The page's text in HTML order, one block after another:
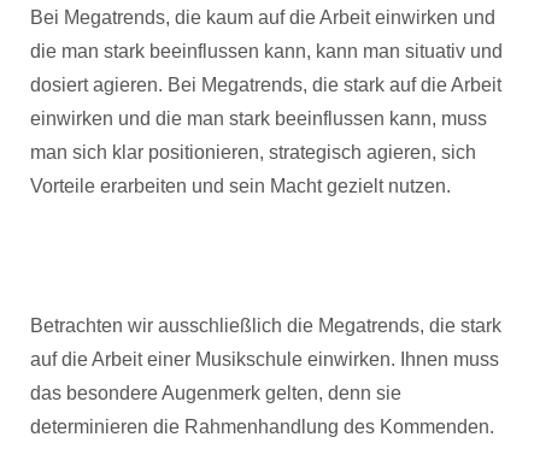
Bei Megatrends, die kaum auf die Arbeit einwirken und
die man stark beeinflussen kann, kann man situativ und
dosiert agieren. Bei Megatrends, die stark auf die Arbeit
einwirken und die man stark beeinflussen kann, muss
man sich klar positionieren, strategisch agieren, sich
Vorteile erarbeiten und sein Macht gezielt nutzen.
Betrachten wir ausschließlich die Megatrends, die stark
auf die Arbeit einer Musikschule einwirken. Ihnen muss
das besondere Augenmerk gelten, denn sie
determinieren die Rahmenhandlung des Kommenden.